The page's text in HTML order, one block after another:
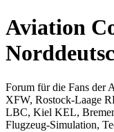
Aviation
Forum für die Fans der
XFW, Rostock-Laage
LBC, Kiel KEL,
Flugzeug-Simulation,